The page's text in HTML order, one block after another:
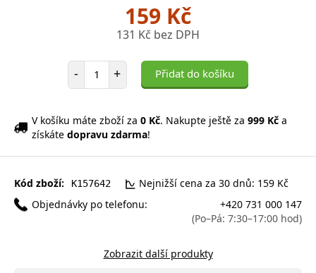
159 Kč
131 Kč bez DPH
- Počet položek
+ Přidat do košíku
V košíku máte zboží za 0 Kč. Nakupte ještě za 999 Kč a
získáte dopravu zdarma!
Kód zboží: K157642
Nejnižší cena za 30 dnů: 159 Kč
Objednávky po telefonu:
+420 731 000 147
(Po–Pá: 7:30–17:00 hod)
Zobrazit další produkty